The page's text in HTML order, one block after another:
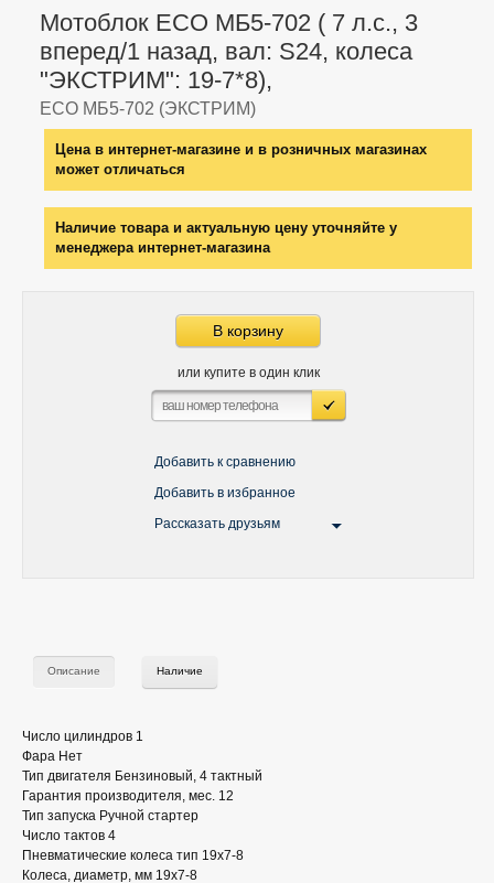
Мотоблок ECO МБ5-702 ( 7 л.с., 3
вперед/1 назад, вал: S24, колеса
"ЭКСТРИМ": 19-7*8),
ECO МБ5-702 (ЭКСТРИМ)
Цена в интернет-магазине и в розничных магазинах
может отличаться
Наличие товара и актуальную цену уточняйте у
менеджера интернет-магазина
В корзину
или купите в один клик
Добавить к сравнению
Добавить в избранное
Рассказать друзьям
Описание Наличие
Число цилиндров 1
Фара Нет
Тип двигателя Бензиновый, 4 тактный
Гарантия производителя, мес. 12
Тип запуска Ручной стартер
Число тактов 4
Пневматические колеса тип 19х7-8
Колеса, диаметр, мм 19х7-8